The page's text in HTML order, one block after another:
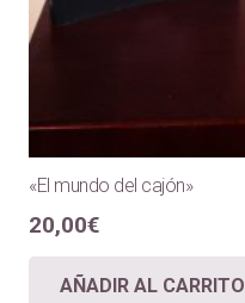
«El mundo del cajón»
20,00€
AÑADIR AL CARRITO